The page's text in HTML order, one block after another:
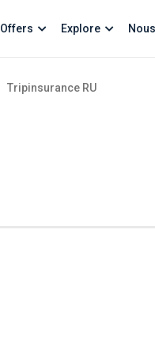
Offers Explore
Tripinsurance RU